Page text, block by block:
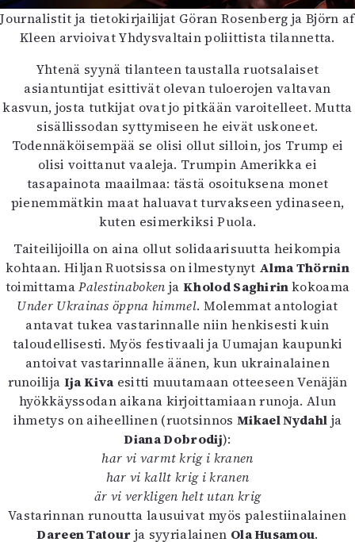
Journalistit ja tietokirjailijat Göran Rosenberg ja Björn af
Kleen arvioivat Yhdysvaltain poliittista tilannetta.
Yhtenä syynä tilanteen taustalla ruotsalaiset
asiantuntijat esittivät olevan tuloerojen valtavan
kasvun, josta tutkijat ovat jo pitkään varoitelleet. Mutta
sisällissodan syttymiseen he eivät uskoneet.
Todennäköisempää se olisi ollut silloin, jos Trump ei
olisi voittanut vaaleja. Trumpin Amerikka ei
tasapainota maailmaa: tästä osoituksena monet
pienemmätkin maat haluavat turvakseen ydinaseen,
kuten esimerkiksi Puola.
Taiteilijoilla on aina ollut solidaarisuutta heikompia
kohtaan. Hiljan Ruotsissa on ilmestynyt Alma Thörnin
toimittamaPalestinaboken ja Kholod Saghirinkokoama
Under Ukrainas öppna himmel. Molemmat antologiat
antavat tukea vastarinnalle niin henkisesti kuin
taloudellisesti. Myös festivaali ja Uumajan kaupunki
antoivat vastarinnalle äänen, kun ukrainalainen
runoilija Ija Kiva esitti muutamaan otteeseen Venäjän
hyökkäyssodan aikana kirjoittamiaan runoja. Alun
ihmetys on aiheellinen (ruotsinnosMikael Nydahl ja
Diana Dobrodij):
har vi varmt krig i kranen
har vi kallt krig i kranen
är vi verkligen helt utan krig
Vastarinnan runoutta lausuivat myös palestiinalainen
Dareen Tatour ja syyrialainen Ola Husamou.